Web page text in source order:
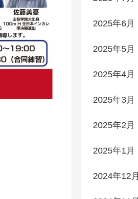
2025年6月
2025年5月
2025年4月
2025年3月
2025年2月
2025年1月
2024年12月